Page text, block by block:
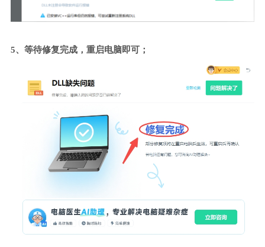
5、等待修复完成，重启电脑即可；